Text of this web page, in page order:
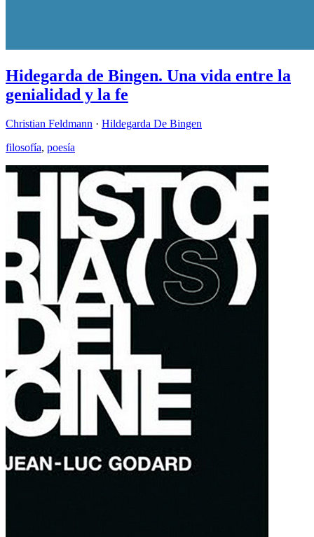
Hidegarda de Bingen. Una vida entre la
genialidad y la fe
Christian Feldmann · Hildegarda De Bingen
filosofía, poesía